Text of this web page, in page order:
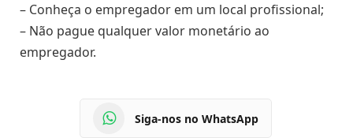
– Conheça o empregador em um local profissional;
– Não pague qualquer valor monetário ao
empregador.
Siga-nos no WhatsApp